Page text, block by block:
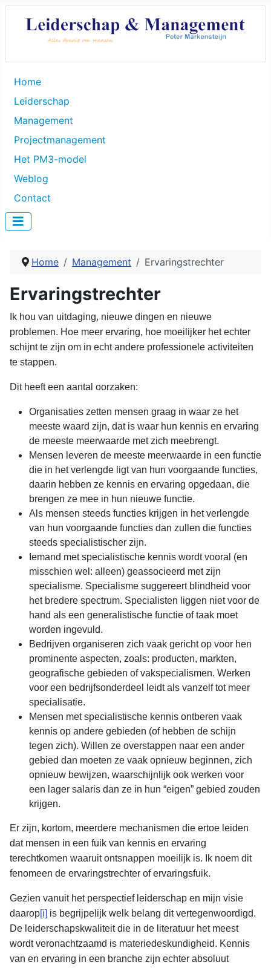
Home
Leiderschap
Management
Projectmanagement
Het PM3-model
Weblog
Contact
Home Management Ervaringstrechter
Ervaringstrechter
Ik hou van uitdaging, nieuwe dingen en nieuwe
problemen. Hoe meer ervaring, hoe moeilijker het echter
schijnt te zijn om in echt andere professionele activiteiten
te stappen.
Dit heeft een aantal oorzaken:
Organisaties zetten mensen graag in waar ze het
meeste waard zijn, dat is waar hun kennis en ervaring
de meeste meerwaarde met zich meebrengt.
Mensen leveren de meeste meerwaarde in een functie
die in het verlengde ligt van hun voorgaande functies,
daarin hebben ze kennis en ervaring opgedaan, die
brengen ze mee in hun nieuwe functie.
Als mensen steeds functies krijgen in het verlengde
van hun voorgaande functies dan zullen die functies
steeds specialistischer zijn.
Iemand met specialistische kennis wordt vooral (en
misschien wel: alleen) geassocieerd met zijn
specialisme. Specialisme suggereert blindheid voor
het bredere spectrum. Specialisten liggen niet voor de
hand als een generalistische functie of taak moet
worden ingevuld.
Bedrijven organiseren zich vaak gericht op voor hen
prominente aspecten, zoals: producten, markten,
geografische gebieden of vakspecialismen. Werken
voor een bedrijfsonderdeel leidt als vanzelf tot meer
specialisatie.
Mensen met specialistische kennis ontberen vaak
kennis op andere gebieden (of hebben de schijn
tegen zich). Willen ze overstappen naar een ander
gebied dan moeten ze vaak opnieuw beginnen, zich
opnieuw bewijzen, waarschijnlijk ook werken voor
een lager salaris dan ze in hun “eigen” gebied zouden
krijgen.
Er zijn, kortom, meerdere mechanismen die ertoe leiden
dat mensen in een fuik van kennis en ervaring
terechtkomen waaruit ontsnappen moeilijk is. Ik noem dit
fenomeen de ervaringstrechter of ervaringsfuik.
Gezien vanuit het perspectief leiderschap en mijn visie
daarop[i] is begrijpelijk welk belang dit vertegenwoordigd.
De leiderschapskwaliteit die in de literatuur het meest
wordt veronachtzaamd is materiedeskundigheid. Kennis
van en ervaring in een branche zijn echter absoluut